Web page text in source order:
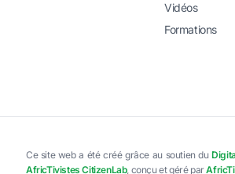
Vidéos
Formations
Ce site web a été créé grâce au soutien du
AfricTivistes CitizenLab, conçu et géré par